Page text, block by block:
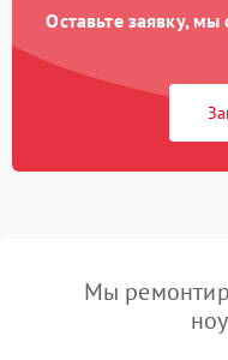
Оставьте заявку,
Мы